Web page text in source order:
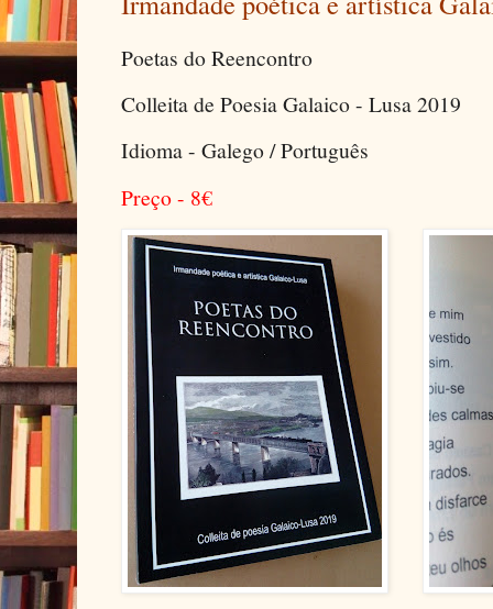
Poetas do Reencontro
Colleita de Poesia Galaico - Lusa 2019
Idioma - Galego / Português
Preço - 8€